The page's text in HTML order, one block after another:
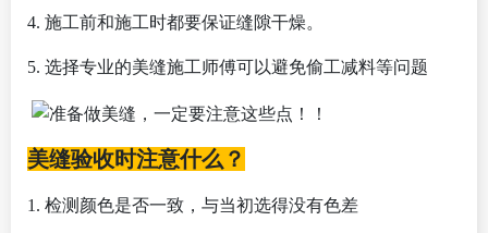
4. 施工前和施工时都要保证缝隙干燥。
5. 选择专业的美缝施工师傅可以避免偷工减料等问题
美缝验收时注意什么？
1. 检测颜色是否一致，与当初选得没有色差